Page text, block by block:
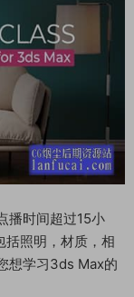
播时间超过15小
照明，材质，相
想学习3ds Max的